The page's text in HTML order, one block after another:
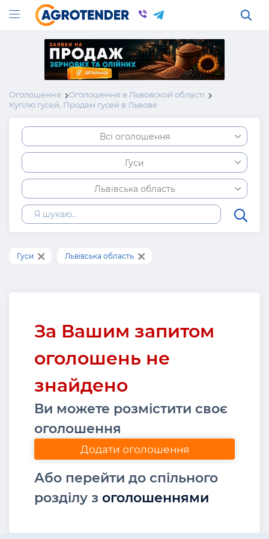
Оголошення
Оголошення в Львовской області
Куплю гусей, Продам гусей в Львове
Всі оголошення
Гуси
Львівська область
Гуси Львівська область
За Вашим запитом
оголошень не
знайдено
Ви можете розмістити своє
оголошення
Додати оголошення
Або перейти до спільного
розділу з оголошеннями